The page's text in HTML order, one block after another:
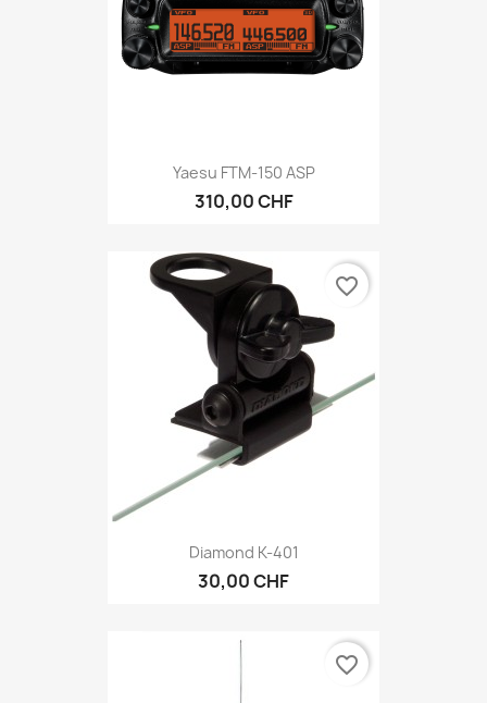
Yaesu FTM-150 ASP
310,00 CHF
Diamond K-401
30,00 CHF
favorite_border
favorite_border